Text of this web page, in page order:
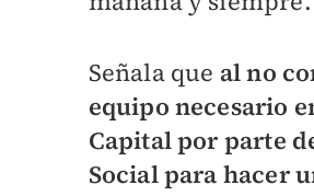
Señala que al no
equipo necesario
Capital por parte
Social para hacer